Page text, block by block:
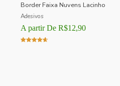
Border Faixa Nuvens Lacinho
Adesivos
A partir De R$12,90